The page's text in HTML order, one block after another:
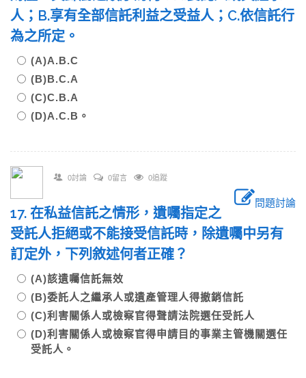
人；B.享有全部信託利益之受益人；C.依信託行
為之所定。
(A)A.B.C
(B)B.C.A
(C)C.B.A
(D)A.C.B。
0討論 0留言 0追蹤
問題討論
17. 在私益信託之情形，遺囑指定之
受託人拒絕或不能接受信託時，除遺囑中另有
訂定外，下列敘述何者正確？
(A)該遺囑信託無效
(B)委託人之繼承人或遺產管理人得撤銷信託
(C)利害關係人或檢察官得聲請法院選任受託人
(D)利害關係人或檢察官得申請目的事業主管機關選任
受託人。